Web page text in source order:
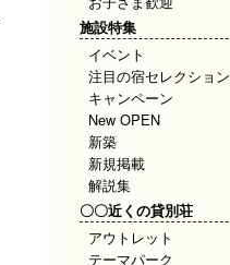
施設特集
イベント
注目の宿セレクション
キャンペーン
New OPEN
新築
新規掲載
解説集
〇〇近くの貸別荘
アウトレット
テーマパーク